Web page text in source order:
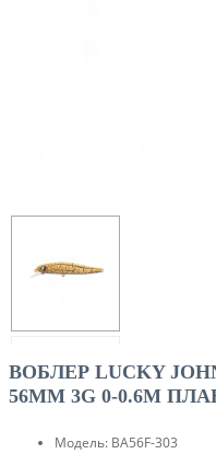
ВОБЛЕР LUCKY
56MM 3G 0-0.6M
Модель: BA56F-303